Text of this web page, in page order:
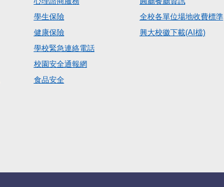
學生保險
健康保險
學校緊急連絡電話
校園安全通報網
食品安全
全校各單位場地收費標準
興大校徽下載(AI檔)